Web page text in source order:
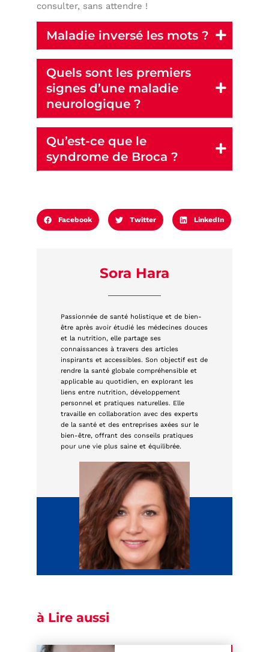
consulter, sans attendre !
Maladie inversé les mots ?
Quels sont les premiers
signes d’une maladie
neurologique ?
Qu’est-ce que le
syndrome de Broca ?
Facebook Twitter LinkedIn
Sora Hara
Passionnée de santé holistique et de bien-
être après avoir étudié les médecines douces
et la nutrition, elle partage ses
connaissances à travers des articles
inspirants et accessibles. Son objectif est de
rendre la santé globale compréhensible et
applicable au quotidien, en explorant les
liens entre nutrition, développement
personnel et pratiques naturelles. Elle
travaille en collaboration avec des experts
de la santé et des entreprises axées sur le
bien-être, offrant des conseils pratiques
pour une vie plus saine et équilibrée.
à Lire aussi